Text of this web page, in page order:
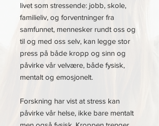
livet som stressende: jobb, skole,
familieliv, og forventninger fra
samfunnet, mennesker rundt oss og
til og med oss selv, kan legge stor
press på både kropp og sinn og
påvirke vår velvære, både fysisk,
mentalt og emosjonelt.
Forskning har vist at stress kan
påvirke vår helse, ikke bare mentalt